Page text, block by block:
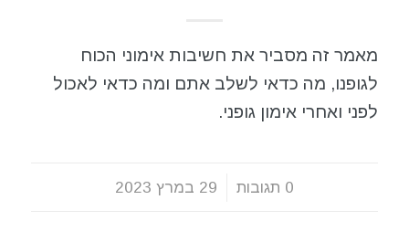
מאמר זה מסביר את חשיבות אימוני הכוח
לגופנו, מה כדאי לשלב אתם ומה כדאי לאכול
לפני ואחרי אימון גופני.
0 תגובות
/ 29 במרץ 2023